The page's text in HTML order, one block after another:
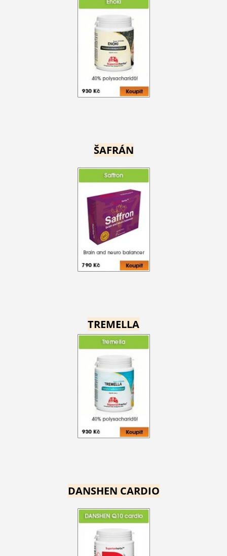
ŠAFRÁN
TREMELLA
DANSHEN CARDIO